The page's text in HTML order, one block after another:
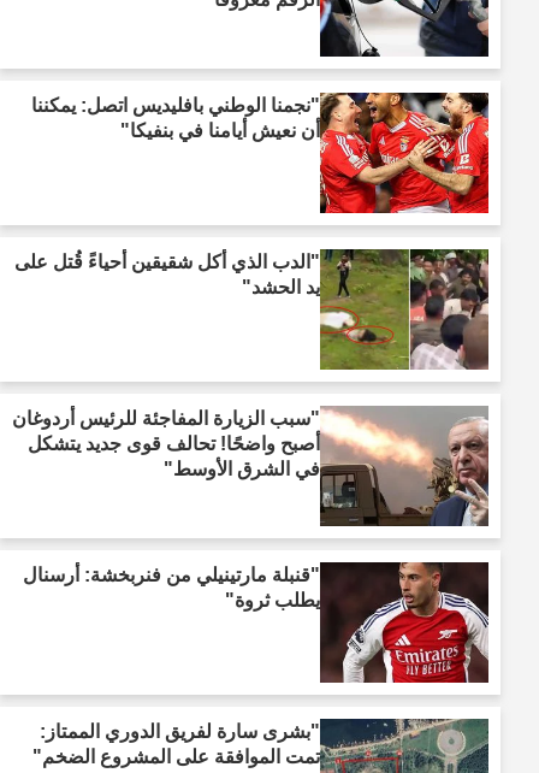
"نجمنا الوطني بافليديس اتصل: يمكننا
أن نعيش أيامنا في بنفيكا"
"الدب الذي أكل شقيقين أحياءً قُتل على
يد الحشد"
"سبب الزيارة المفاجئة للرئيس أردوغان
أصبح واضحًا! تحالف قوى جديد يتشكل
في الشرق الأوسط"
"قنبلة مارتينيلي من فنربخشة: أرسنال
يطلب ثروة"
"بشرى سارة لفريق الدوري الممتاز:
تمت الموافقة على المشروع الضخم"